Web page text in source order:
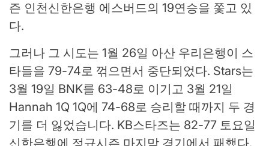
즌 인천신한은행 에스버드의 19연승을 쫓고 있
다.
그러나 그 시도는 1월 26일 아산 우리은행이 스
타들을 79-74로 꺾으면서 중단되었다. Stars는
3월 19일 BNK를 63-48로 이기고 3월 21일
Hannah 1Q 1Q에 74-68로 승리할 때까지 두 경
기를 더 잃었습니다. KB스타즈는 82-77 토요일
신한은행에 정규시즌 마지막 경기에서 패했다.